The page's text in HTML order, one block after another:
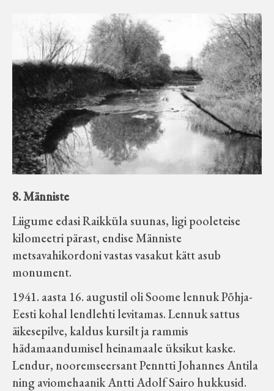
8. Männiste
Liigume edasi Raikküla suunas, ligi pooleteise
kilomeetri pärast, endise Männiste
metsavahikordoni vastas vasakut kätt asub
monument.
1941. aasta 16. augustil oli Soome lennuk Põhja-
Eesti kohal lendlehti levitamas. Lennuk sattus
äikesepilve, kaldus kursilt ja rammis
hädamaandumisel heinamaale üksikut kaske.
Lendur, nooremseersant Penntti Johannes Antila
ning aviomehaanik Antti Adolf Sairo hukkusid.